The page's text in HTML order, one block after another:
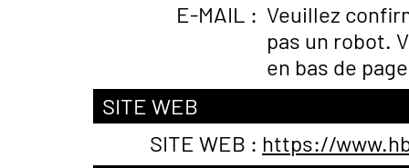
E-MAIL : Veuillez
pas un robot.
en bas de
SITE WEB
SITE WEB : https://